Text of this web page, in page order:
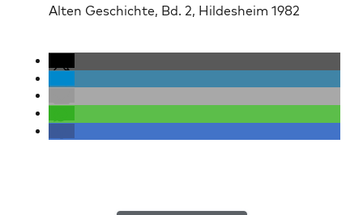
Alten Geschichte, Bd. 2, Hildesheim 1982